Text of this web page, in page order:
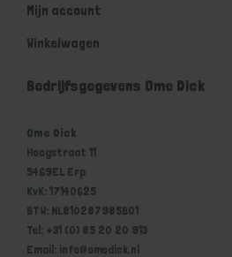
Mijn account
Winkelwagen
Bedrijfsgegevens Ome Dick
Ome Dick
Hoogstraat 11
5469EL Erp
KvK: 17140625
BTW: NL810287985B01
Tel: +31 (0) 85 20 20 913
Email: info@omedick.nl